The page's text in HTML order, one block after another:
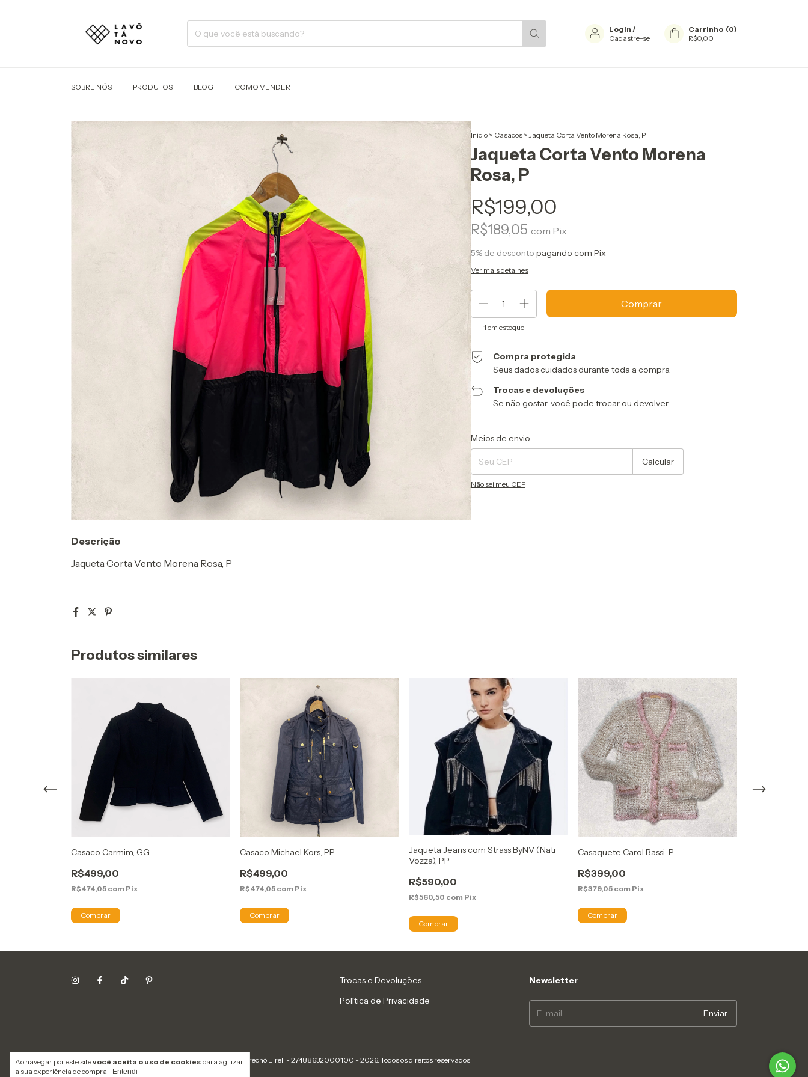
Login /
Cadastre-se
Carrinho (0)
R$0,00
SOBRE NÓS PRODUTOS BLOG COMO VENDER
Ao navegar por este sitevocê aceita o uso de cookies para agilizar
a sua experiência de compra.
Entendi
Início > Casacos > Jaqueta Corta Vento Morena Rosa, P
Jaqueta Corta Vento Morena
Rosa, P
R$199,00
R$189,05 com Pix
5% de desconto pagando com Pix
Ver mais detalhes
1 em estoque
Compra protegida
Seus dados cuidados durante toda a compra.
Trocas e devoluções
Se não gostar, você pode trocar ou devolver.
Entregas para o CEP:
Meios de envio
Calcular
Não sei meu CEP
Descrição
Jaqueta Corta Vento Morena Rosa, P
Produtos similares
Casaco Carmim, GG
R$499,00
R$474,05 com Pix
Casaco Michael Kors, PP
R$499,00
R$474,05 com Pix
Jaqueta Jeans com Strass ByNV (Nati
Vozza), PP
R$590,00
R$560,50 com Pix
Casaquete Carol Bassi, P
R$399,00
R$379,05 com Pix
Trocas e Devoluções
Política de Privacidade
Newsletter
Copyright Lavô Tá Novo Brechó Eireli - 27488632000100 - 2026. Todos os direitos reservados.